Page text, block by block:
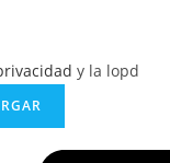
y la lopd